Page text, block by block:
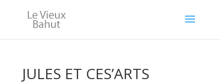
JULES ET CES’ARTS